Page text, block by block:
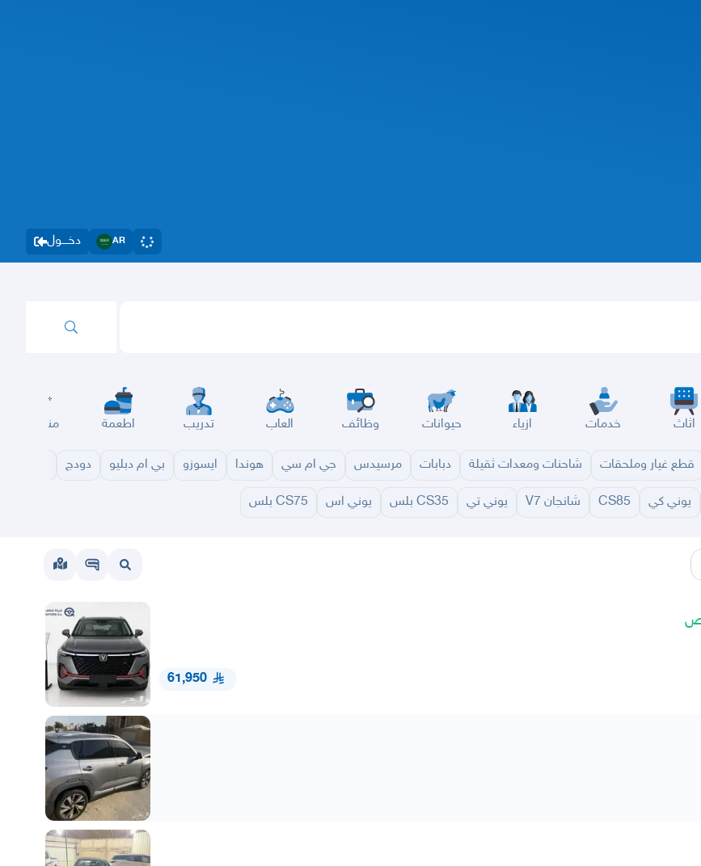
دخــــول AR
اثاث خدمات ازياء حيوانات وظائف العاب تدريب اطعمة مناسبات
قطع غيار وملحقات شاحنات ومعدات ثقيلة دبابات مرسيدس جي ام سي هوندا ايسوزو بي ام دبليو دودج
يوني كي CS85 شانجان V7 يوني تي CS35 بلس يوني اس CS75 بلس
الباحة
61,950